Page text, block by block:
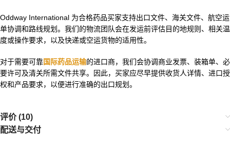
Oddway International 为合格药品买家支持出口文件、海关文件、航空运
单协调和路线规划。我们的物流团队会在发运前评估目的地规则、相关温
度或操作要求，以及快递或空运货物的适用性。
对于需要可靠国际药品运输的进口商，我们会协调商业发票、装箱单、必
要许可及清关所需文件共享。因此，买家应尽早提供收货人详情、进口授
权和产品要求，以便进行准确的出口规划。
评价 (10)
配送与交付